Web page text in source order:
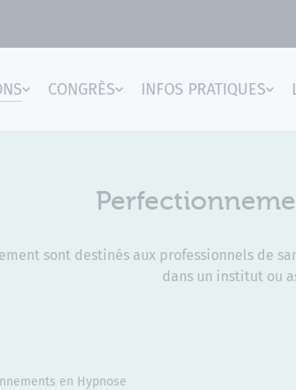
CONGRÈS INFOS PRATIQUES
sont destinés aux professionnels de
dans un institut ou
en Hypnose